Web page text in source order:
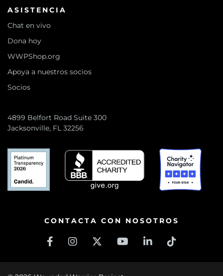
ASISTENCIA
Chat en vivo
Dona hoy
WWPShop.org
Apoya a nuestros socios
Socios
4899 Belfort Road Suite 300
Jacksonville, FL 32256
CONTACTA CON NOSOTROS